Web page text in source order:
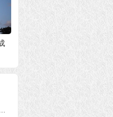
三伯哥，你已知无常、害怕无常，就要一颗坚定的出离心